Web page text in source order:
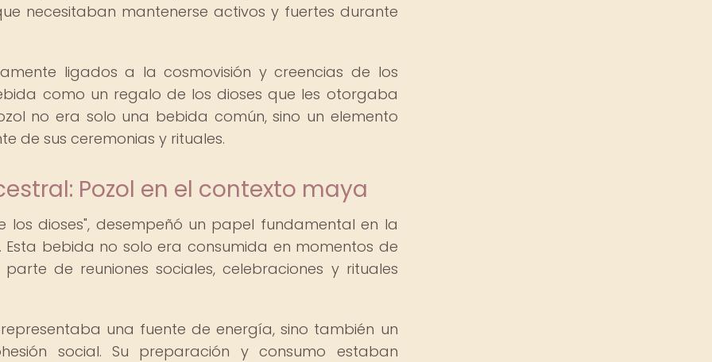
necesitaban mantenerse activos y fuertes durante
ligados a la cosmovisión y creencias de los
como un regalo de los dioses que les otorgaba
no era solo una bebida común, sino un elemento
de sus ceremonias y rituales.
Pozol en el contexto maya
los dioses", desempeñó un papel fundamental en la
bebida no solo era consumida en momentos de
de reuniones sociales, celebraciones y rituales
una fuente de energía, sino también un
social. Su preparación y consumo estaban